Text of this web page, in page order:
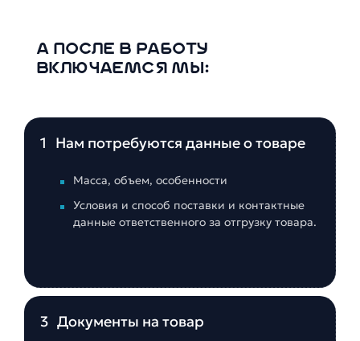
А ПОСЛЕ В РАБОТУ
ВКЛЮЧАЕМСЯ МЫ:
1 Нам потребуются данные о товаре
Масса, объем, особенности
Условия и способ поставки и контактные
данные ответственного за отгрузку товара.
3 Документы на товар